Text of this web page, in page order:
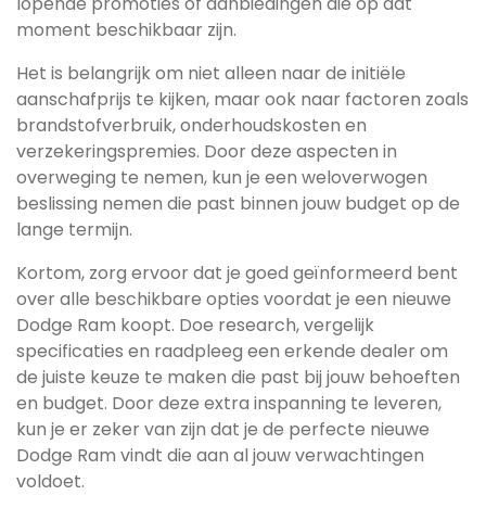
moment beschikbaar zijn.
Het is belangrijk om niet alleen naar de initiële
aanschafprijs te kijken, maar ook naar factoren zoals
brandstofverbruik, onderhoudskosten en
verzekeringspremies. Door deze aspecten in
overweging te nemen, kun je een weloverwogen
beslissing nemen die past binnen jouw budget op de
lange termijn.
Kortom, zorg ervoor dat je goed geïnformeerd bent
over alle beschikbare opties voordat je een nieuwe
Dodge Ram koopt. Doe research, vergelijk
specificaties en raadpleeg een erkende dealer om
de juiste keuze te maken die past bij jouw behoeften
en budget. Door deze extra inspanning te leveren,
kun je er zeker van zijn dat je de perfecte nieuwe
Dodge Ram vindt die aan al jouw verwachtingen
voldoet.